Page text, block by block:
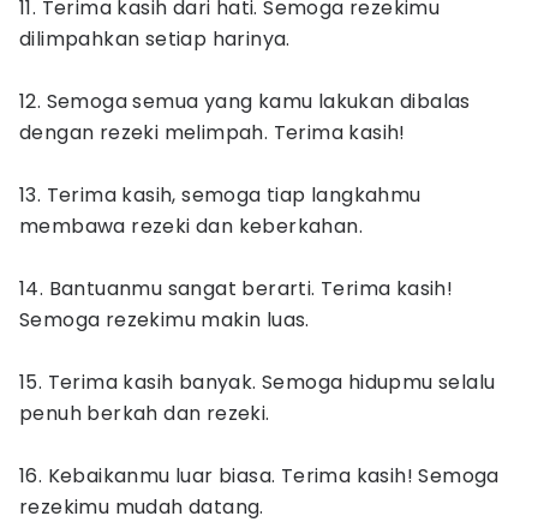
11. Terima kasih dari hati. Semoga rezekimu
dilimpahkan setiap harinya.
12. Semoga semua yang kamu lakukan dibalas
dengan rezeki melimpah. Terima kasih!
13. Terima kasih, semoga tiap langkahmu
membawa rezeki dan keberkahan.
14. Bantuanmu sangat berarti. Terima kasih!
Semoga rezekimu makin luas.
15. Terima kasih banyak. Semoga hidupmu selalu
penuh berkah dan rezeki.
16. Kebaikanmu luar biasa. Terima kasih! Semoga
rezekimu mudah datang.